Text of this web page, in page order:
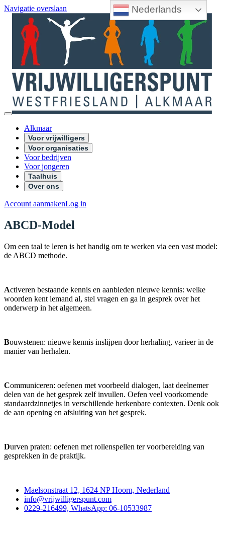
Nederlands
Navigatie overslaan
Alkmaar
Voor vrijwilligers
Voor organisaties
Voor bedrijven
Voor jongeren
Taalhuis
Over ons
Account aanmakenLog in
ABCD-Model
Om een taal te leren is het handig om te werken via een vast model:
de ABCD methode.
Activeren bestaande kennis en aanbieden nieuwe kennis: welke
woorden kent iemand al, stel vragen en ga in gesprek over het
onderwerp in het algemeen.
Bouwstenen: nieuwe kennis inslijpen door herhaling, varieer in de
manier van herhalen.
Communiceren: oefenen met voorbeeld dialogen, laat deelnemer
delen van de het gesprek zelf invullen. Oefen veel voorkomende
standaardzinnetjes in verschillende herkenbare contexten. Denk ook
de aan opening en afsluiting van het gesprek.
Durven praten: oefenen met rollenspellen ter voorbereiding van
gesprekken in de praktijk.
Maelsonstraat 12, 1624 NP Hoorn, Nederland
info@vrijwilligerspunt.com
0229-216499, WhatsApp: 06-10533987